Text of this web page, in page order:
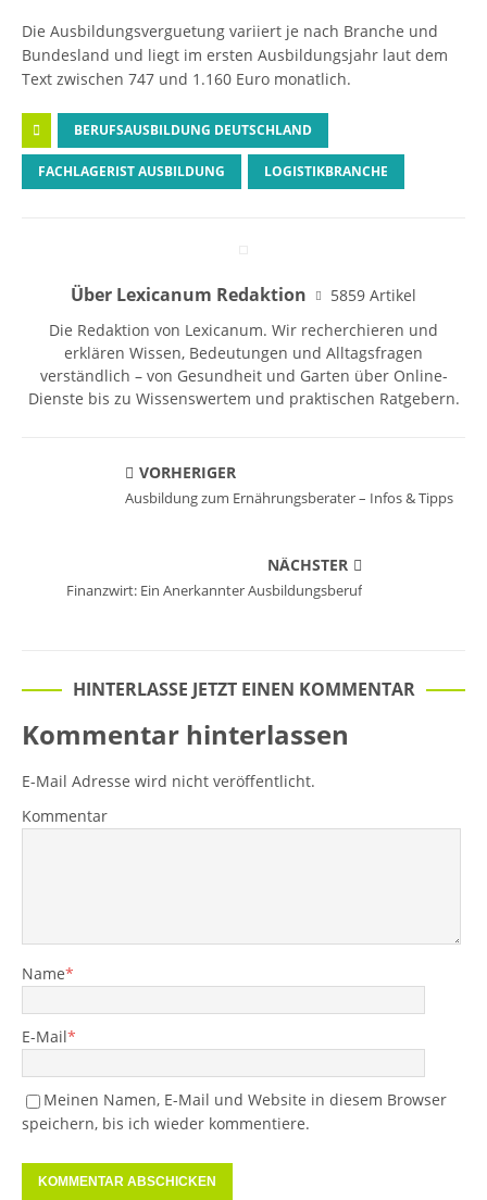
Die Ausbildungsverguetung variiert je nach Branche und
Bundesland und liegt im ersten Ausbildungsjahr laut dem
Text zwischen 747 und 1.160 Euro monatlich.
BERUFSAUSBILDUNG DEUTSCHLAND
FACHLAGERIST AUSBILDUNG LOGISTIKBRANCHE
Über Lexicanum Redaktion
5859 Artikel
Die Redaktion von Lexicanum. Wir recherchieren und
erklären Wissen, Bedeutungen und Alltagsfragen
verständlich – von Gesundheit und Garten über Online-
Dienste bis zu Wissenswertem und praktischen Ratgebern.
VORHERIGER
Ausbildung zum Ernährungsberater – Infos & Tipps
NÄCHSTER
Finanzwirt: Ein Anerkannter Ausbildungsberuf
HINTERLASSE JETZT EINEN KOMMENTAR
Kommentar hinterlassen
E-Mail Adresse wird nicht veröffentlicht.
Kommentar
Name*
E-Mail*
Meinen Namen, E-Mail und Website in diesem Browser
speichern, bis ich wieder kommentiere.